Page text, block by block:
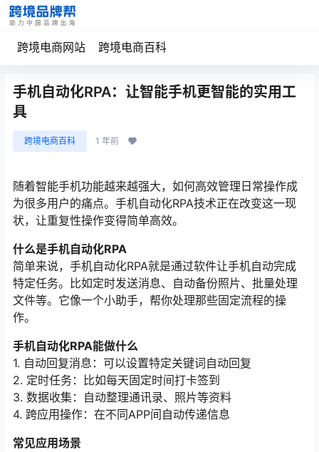
跨境电商网站 跨境电商百科
手机自动化RPA：让智能手机更智能的实用工
具
跨境电商百科 1 年前
随着智能手机功能越来越强大，如何高效管理日常操作成
为很多用户的痛点。手机自动化RPA技术正在改变这一现
状，让重复性操作变得简单高效。
什么是手机自动化RPA
简单来说，手机自动化RPA就是通过软件让手机自动完成
特定任务。比如定时发送消息、自动备份照片、批量处理
文件等。它像一个小助手，帮你处理那些固定流程的操
作。
手机自动化RPA能做什么
1. 自动回复消息：可以设置特定关键词自动回复
2. 定时任务：比如每天固定时间打卡签到
3. 数据收集：自动整理通讯录、照片等资料
4. 跨应用操作：在不同APP间自动传递信息
常见应用场景